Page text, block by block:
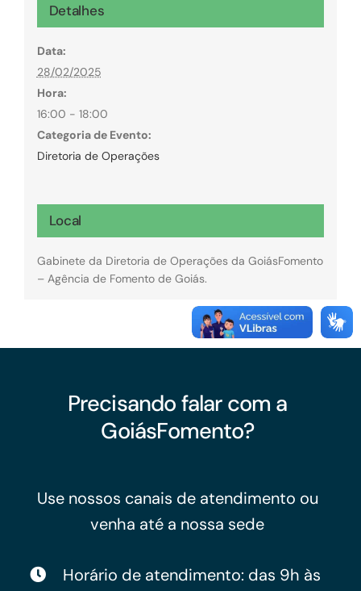
Detalhes
Data:
28/02/2025
Hora:
16:00 - 18:00
Categoria de Evento:
Diretoria de Operações
Local
Gabinete da Diretoria de Operações da GoiásFomento
– Agência de Fomento de Goiás.
Precisando falar com a
GoiásFomento?
Use nossos canais de atendimento ou
venha até a nossa sede
Horário de atendimento: das 9h às